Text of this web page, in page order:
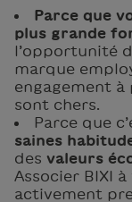
Parce que
plus grande
l’opportunité
marque
engagement à
sont chers.
Parce que
saines
des valeurs
Associer BIXI
activement